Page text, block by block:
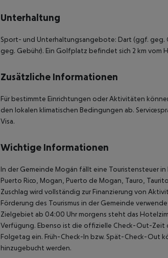
Unterhaltung
Sport- und Unterhaltungsangebote: Dart (ggf. geg.
geg. Gebühr). Ein Golfplatz befindet sich 2 km vom
Zusätzliche Informationen
Für bestimmte Einrichtungen oder Aktivitäten
den lokalen klimatischen Bedingungen ab.
Visa.
Wichtige Informationen
In der Gemeinde Mogán fällt eine Touristensteuer in
Puerto Rico, Mogan, Puerto de Mogan, Tauro,
Zuschlag wird vollständig zur Finanzierung von
Förderung des Tourismus in der Gemeinde
Zielgebiet ab 04:00 Uhr morgens steht das
Verfügung. Ebenso ist die offizielle Check-Out-Zeit
Folgetag ein. Früh-Check-In bzw. Spät-Check-Out
hinzugebucht werden.